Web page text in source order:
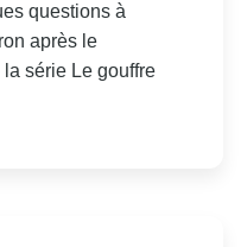
questions à
après le
série Le gouffre